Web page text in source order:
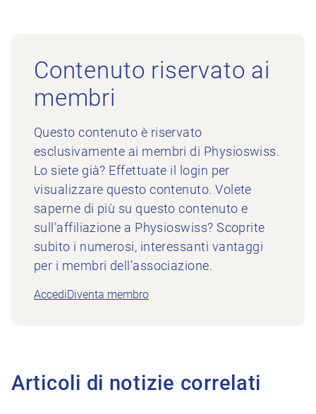
Contenuto riservato ai
membri
Questo contenuto è riservato
esclusivamente ai membri di Physioswiss.
Lo siete già? Effettuate il login per
visualizzare questo contenuto. Volete
saperne di più su questo contenuto e
sull’affiliazione a Physioswiss? Scoprite
subito i numerosi, interessanti vantaggi
per i membri dell’associazione.
AccediDiventa membro
Articoli di notizie correlati